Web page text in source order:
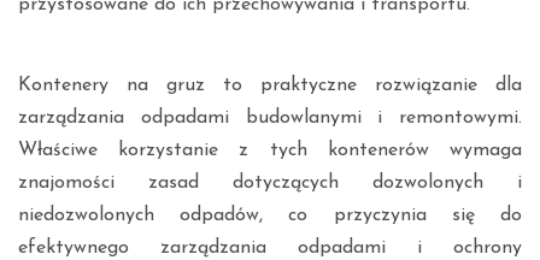
przystosowane do ich przechowywania i transportu.
Kontenery na gruz to praktyczne rozwiązanie dla
zarządzania odpadami budowlanymi i remontowymi.
Właściwe korzystanie z tych kontenerów wymaga
znajomości zasad dotyczących dozwolonych i
niedozwolonych odpadów, co przyczynia się do
efektywnego zarządzania odpadami i ochrony